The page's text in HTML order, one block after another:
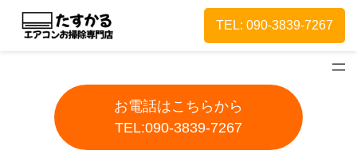
TEL: 090-3839-7267
お電話はこちらから
TEL:090-3839-7267